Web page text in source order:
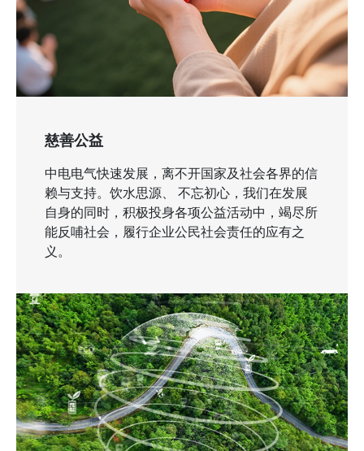
慈善公益
中电电气快速发展，离不开国家及社会各界的信
赖与支持。饮水思源、 不忘初心，我们在发展
自身的同时，积极投身各项公益活动中，竭尽所
能反哺社会，履行企业公民社会责任的应有之
义。